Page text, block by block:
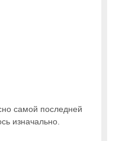
самой последней
изначально.